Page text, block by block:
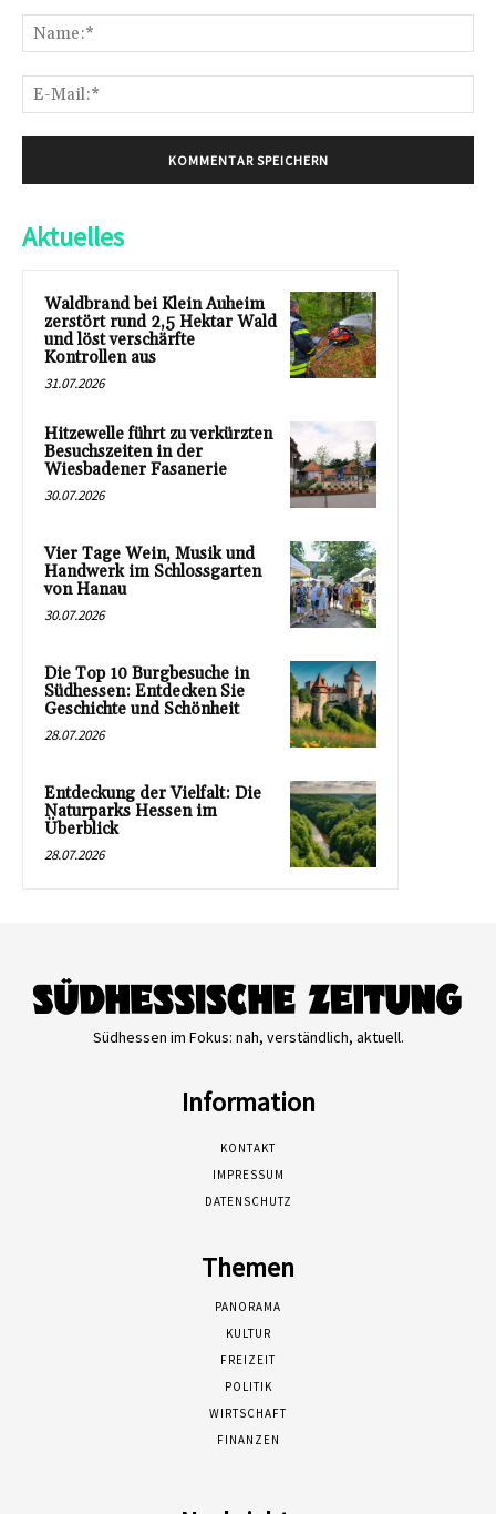
Aktuelles
Waldbrand bei Klein Auheim
zerstört rund 2,5 Hektar Wald
und löst verschärfte
Kontrollen aus
31.07.2026
Hitzewelle führt zu verkürzten
Besuchszeiten in der
Wiesbadener Fasanerie
30.07.2026
Vier Tage Wein, Musik und
Handwerk im Schlossgarten
von Hanau
30.07.2026
Die Top 10 Burgbesuche in
Südhessen: Entdecken Sie
Geschichte und Schönheit
28.07.2026
Entdeckung der Vielfalt: Die
Naturparks Hessen im
Überblick
28.07.2026
Südhessen im Fokus: nah, verständlich, aktuell.
Information
KONTAKT
IMPRESSUM
DATENSCHUTZ
Themen
PANORAMA
KULTUR
FREIZEIT
POLITIK
WIRTSCHAFT
FINANZEN